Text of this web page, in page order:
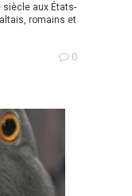
siècle aux États-
romains et
0